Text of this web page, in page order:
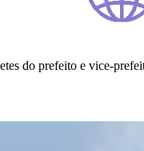
do prefeito e vice-